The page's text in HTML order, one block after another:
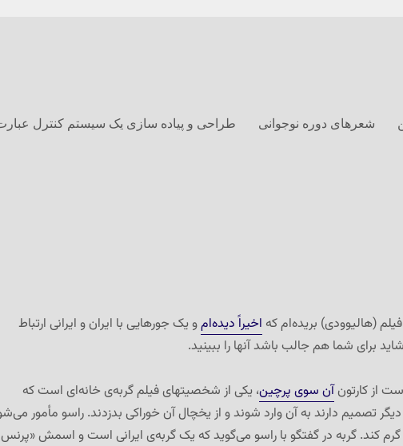
شعرهای دوره نوجوانی طراحی و پیاده سازی یک سیستم کنترل
(هالیوودی) بریده‌ام که اخیراً دیده‌امو یک جورهایی با ایران و ایرانی ارتباط
برای شما هم جالب باشد آنها را ببینید.
از کارتونآن سوی پرچین، یکی از شخصیتهای فیلم گربه‌ی خانه‌ای است که
تصمیم دارند به آن وارد شوند و از یخچال آن خوراکی بدزدند. راسو مأمور
گرم کند. گربه در گفتگو با راسو می‌گوید که یک گربه‌ی ایرانی است و اسمش «پرنس